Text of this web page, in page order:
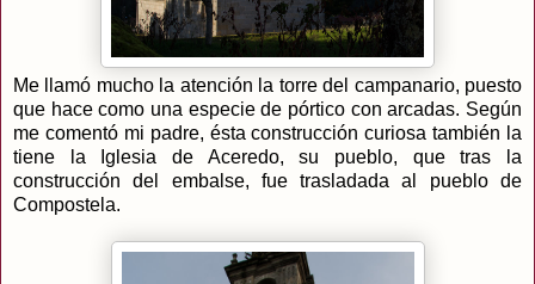
Me llamó mucho la atención la torre del campanario, puesto
que hace como una especie de pórtico con arcadas. Según
me comentó mi padre, ésta construcción curiosa también la
tiene la Iglesia de Aceredo, su pueblo, que tras la
construcción del embalse, fue trasladada al pueblo de
Compostela.